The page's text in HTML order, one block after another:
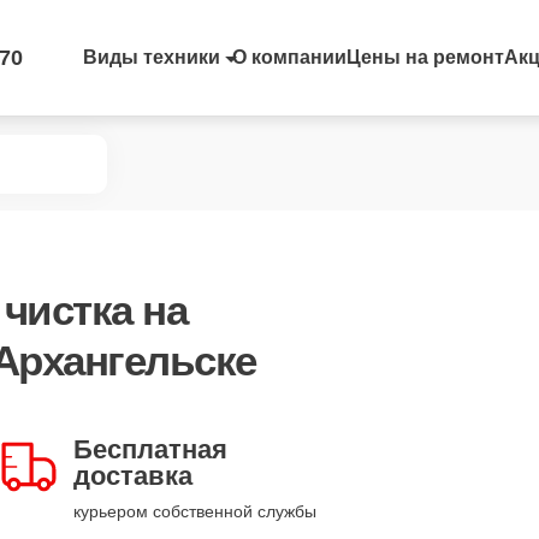
Виды техники О компании Цены на ремонт
на
Бесплатная
доставка
курьером собственной службы